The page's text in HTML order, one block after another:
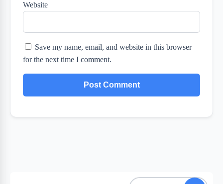
Website
Save my name, email, and website in this browser
for the next time I comment.